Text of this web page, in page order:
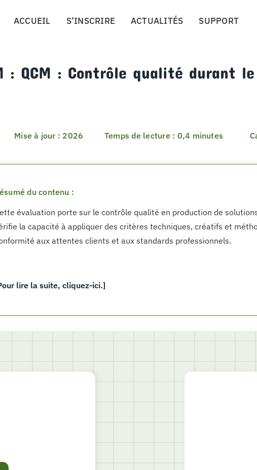
ACCUEIL S’INSCRIRE ACTUALITÉS SUPPORT
: QCM : Contrôle qualité durant
Mise à jour : 2026 Temps de lecture : 0,4 minutes
du contenu :
évaluation porte sur le contrôle qualité en production de
la capacité à appliquer des critères techniques, créatifs et
aux attentes clients et aux standards professionnels.
lire la suite, cliquez-ici.]